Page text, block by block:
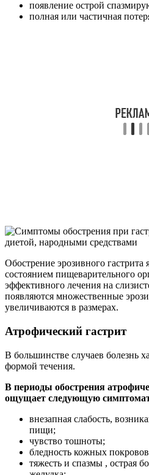
появление острой
полная или частичная
Обострение эрозивного гастрита
состоянием пищеварительного
эффективного лечения на
появляются множественные
увеличиваются в размерах.
Атрофический гастрит
В большинстве случаев болезнь
формой течения.
В периоды обострения
ощущает следующую
внезапная слабость,
пищи;
чувство тошноты;
бледность кожных
тяжесть и спазмы , острая